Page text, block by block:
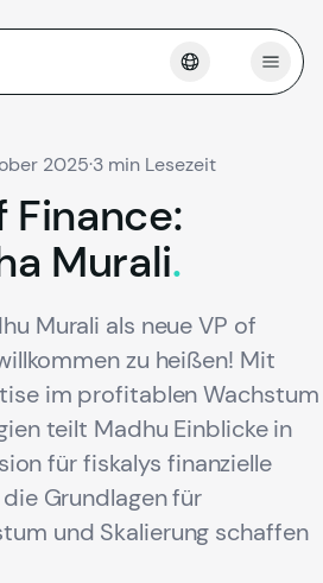
Menü
2025·3 min Lesezeit
Finance:
Murali.
Murali als neue VP of
zu heißen! Mit
im profitablen Wachstum
teilt Madhu Einblicke in
für fiskalys finanzielle
Grundlagen für
und Skalierung schaffen